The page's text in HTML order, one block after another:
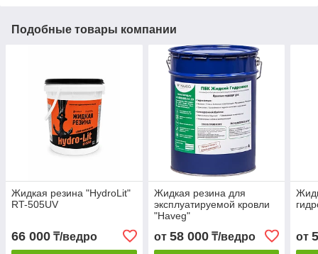
Подобные товары компании
Жидкая резина "HydroLit"
RT-505UV
66 000 ₸/ведро
Жидкая резина для
эксплуатируемой кровли
"Haveg"
от 58 000₸/ведро от